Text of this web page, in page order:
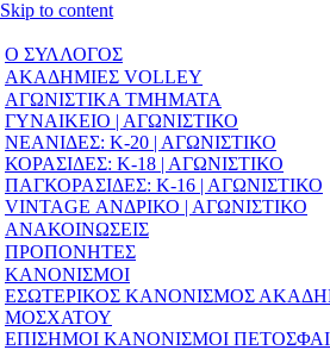
Skip to content
Ο ΣΥΛΛΟΓΟΣ
ΑΚΑΔΗΜΙΕΣ VOLLEY
ΑΓΩΝΙΣΤΙΚΑ ΤΜΗΜΑΤΑ
ΓΥΝΑΙΚΕΙΟ | ΑΓΩΝΙΣΤΙΚΟ
ΝΕΑΝΙΔΕΣ: Κ-20 | ΑΓΩΝΙΣΤΙΚΟ
ΚΟΡΑΣΙΔΕΣ: Κ-18 | ΑΓΩΝΙΣΤΙΚΟ
ΠΑΓΚΟΡΑΣΙΔΕΣ: Κ-16 | ΑΓΩΝΙΣΤΙΚΟ
VINTAGE ΑΝΔΡΙΚΟ | ΑΓΩΝΙΣΤΙΚΟ
ΑΝΑΚΟΙΝΩΣΕΙΣ
ΠΡΟΠΟΝΗΤΕΣ
ΚΑΝΟΝΙΣΜΟΙ
ΕΣΩΤΕΡΙΚΟΣ ΚΑΝΟΝΙΣΜΟΣ
ΜΟΣΧΑΤΟΥ
ΕΠΙΣΗΜΟΙ ΚΑΝΟΝΙΣΜΟΙ